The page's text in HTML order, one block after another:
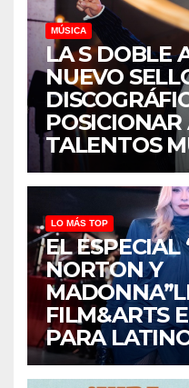
MÚSICA
LA S DOBLE
NUEVO
POSICIONAR
TALENTOS
LO MÁS TOP
EL ESPECIAL
NORTON Y
FILM&ARTS
PARA